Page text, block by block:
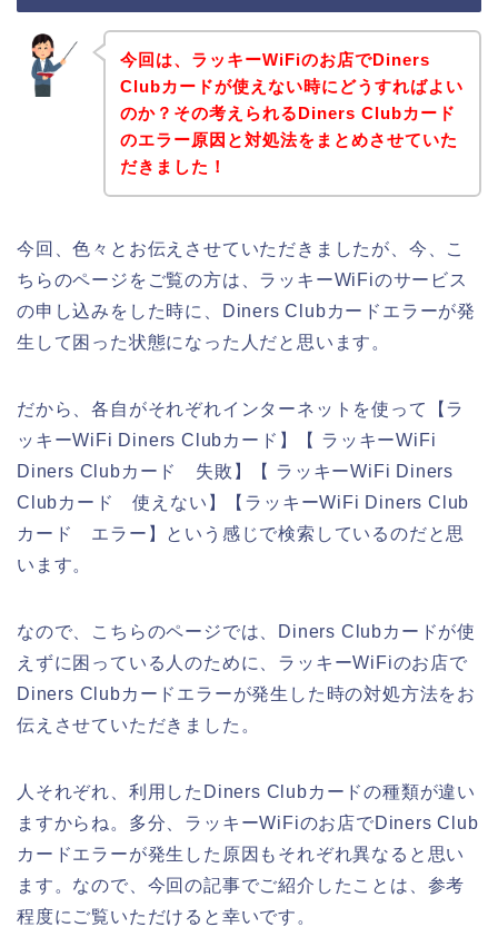
今回は、ラッキーWiFiのお店でDiners
Clubカードが使えない時にどうすればよい
のか？その考えられるDiners Clubカード
のエラー原因と対処法をまとめさせていた
だきました！
今回、色々とお伝えさせていただきましたが、今、こ
ちらのページをご覧の方は、ラッキーWiFiのサービス
の申し込みをした時に、Diners Clubカードエラーが発
生して困った状態になった人だと思います。
だから、各自がそれぞれインターネットを使って【ラ
ッキーWiFi Diners Clubカード】【 ラッキーWiFi
Diners Clubカード 失敗】【 ラッキーWiFi Diners
Clubカード 使えない】【ラッキーWiFi Diners Club
カード エラー】という感じで検索しているのだと思
います。
なので、こちらのページでは、Diners Clubカードが使
えずに困っている人のために、ラッキーWiFiのお店で
Diners Clubカードエラーが発生した時の対処方法をお
伝えさせていただきました。
人それぞれ、利用したDiners Clubカードの種類が違い
ますからね。多分、ラッキーWiFiのお店でDiners Club
カードエラーが発生した原因もそれぞれ異なると思い
ます。なので、今回の記事でご紹介したことは、参考
程度にご覧いただけると幸いです。